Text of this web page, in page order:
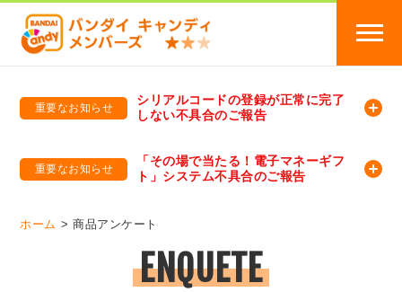
重要なお知らせ
シリアルコードの登録が正常に完了
しない不具合のご報告
重要なお知らせ
「その場で当たる！電子マネーギフ
ト」システム不具合のご報告
ホーム 商品アンケート
ENQUETE